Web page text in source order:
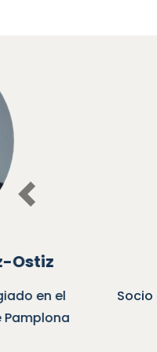
Socio de Grupo
Colegio de
Previous